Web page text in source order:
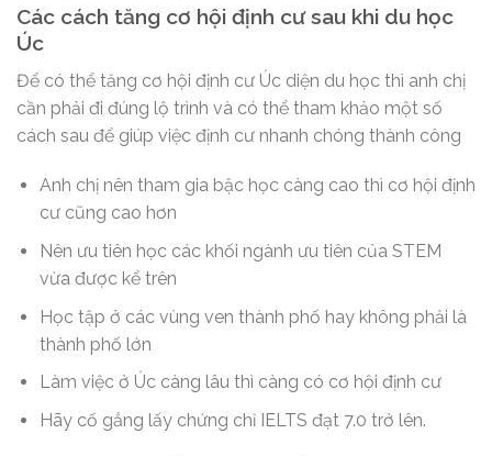
Các cách tăng cơ hội định cư sau khi du học
Úc
Để có thể tăng cơ hội định cư Úc diện du học thì anh chị
cần phải đi đúng lộ trình và có thể tham khảo một số
cách sau để giúp việc định cư nhanh chóng thành công
Anh chị nên tham gia bậc học càng cao thì cơ hội định
cư cũng cao hơn
Nên ưu tiên học các khối ngành ưu tiên của STEM
vừa được kể trên
Học tập ở các vùng ven thành phố hay không phải là
thành phố lớn
Làm việc ở Úc càng lâu thì càng có cơ hội định cư
Hãy cố gắng lấy chứng chỉ IELTS đạt 7.0 trở lên.